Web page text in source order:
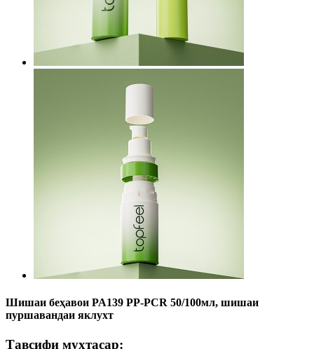
Шишаи беҳавои PA139 PP-PCR 50/100мл, шишаи
пуршавандаи яклухт
Тавсифи мухтасар: